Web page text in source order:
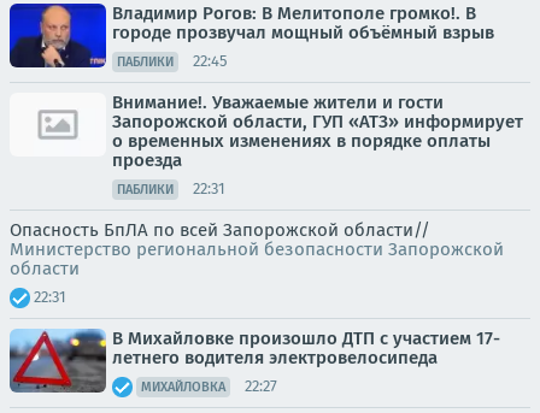
Владимир Рогов: В Мелитополе громко!. В
городе прозвучал мощный объёмный взрыв
ПАБЛИКИ 22:45
Внимание!. Уважаемые жители и гости
Запорожской области, ГУП «АТЗ» информирует
о временных изменениях в порядке оплаты
проезда
ПАБЛИКИ 22:31
Опасность БпЛА по всей Запорожской области//
Министерство региональной безопасности Запорожской
области
22:31
В Михайловке произошло ДТП с участием 17-
летнего водителя электровелосипеда
МИХАЙЛОВКА 22:27